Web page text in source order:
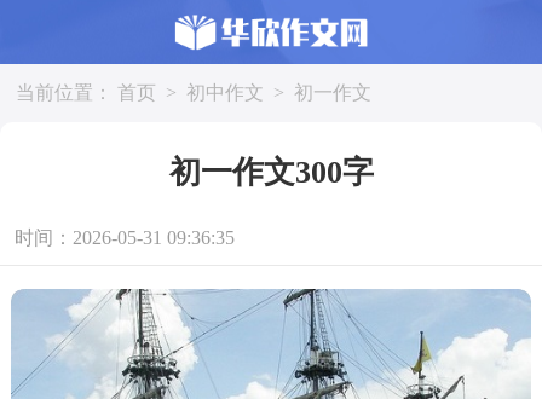
当前位置： 首页 > 初中作文 > 初一作文
初一作文300字
时间：2026-05-31 09:36:35